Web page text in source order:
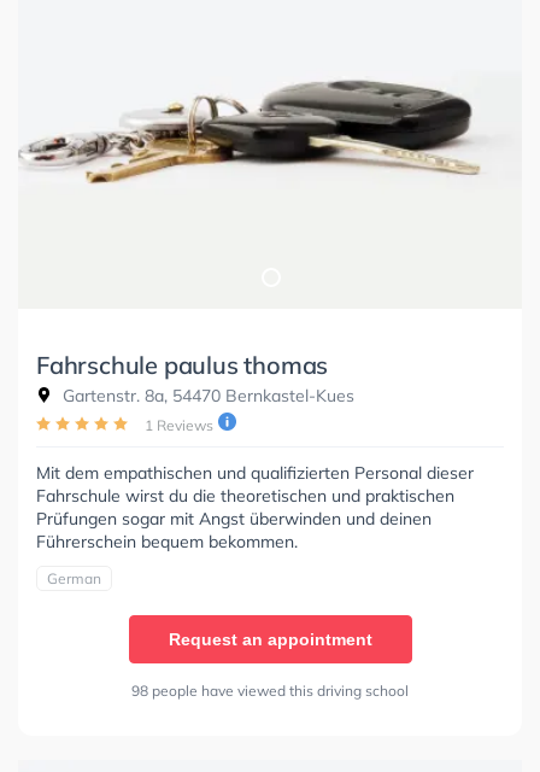
Fahrschule paulus thomas
Gartenstr. 8a, 54470 Bernkastel-Kues
1 Reviews
Mit dem empathischen und qualifizierten Personal dieser
Fahrschule wirst du die theoretischen und praktischen
Prüfungen sogar mit Angst überwinden und deinen
Führerschein bequem bekommen.
German
Request an appointment
98 people have viewed this driving school